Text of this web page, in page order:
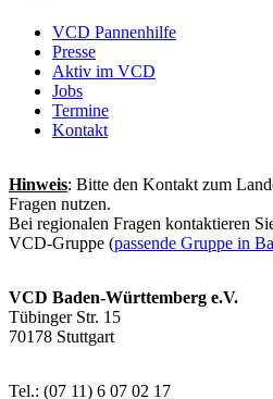
VCD Pannenhilfe
Presse
Aktiv im VCD
Jobs
Termine
Kontakt
Hinweis: Bitte den Kontakt zum
Fragen nutzen.
Bei regionalen Fragen kontaktieren
VCD-Gruppe (passende Gruppe in
VCD Baden-Württemberg e.V.
Tübinger Str. 15
70178 Stuttgart
Tel.: (07 11) 6 07 02 17